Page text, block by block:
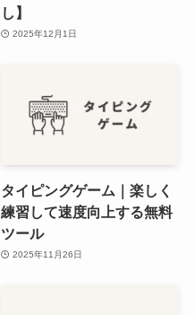
し】
2025年12月1日
タイピングゲーム｜楽しく
練習して速度向上する無料
ツール
2025年11月26日